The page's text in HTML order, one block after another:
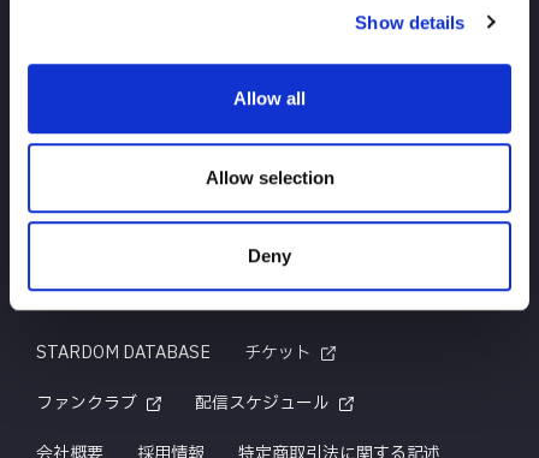
Show details
Allow all
Allow selection
Deny
選手紹介 グッズ
お問い合わせ
STARDOM DATABASE
チケット
ファンクラブ
配信スケジュール